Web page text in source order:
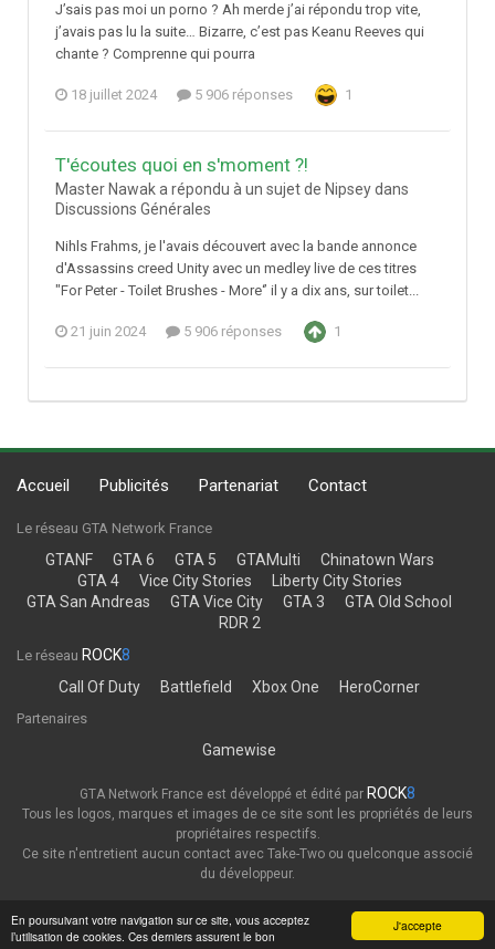
J'accepte
En poursuivant votre navigation sur ce site, vous acceptez
l’utilisation de cookies. Ces derniers assurent le bon
J’sais pas moi un porno ? Ah merde j’ai répondu trop vite,
j’avais pas lu la suite… Bizarre, c’est pas Keanu Reeves qui
chante ? Comprenne qui pourra
18 juillet 2024 5 906 réponses 1
T'écoutes quoi en s'moment ?!
Master Nawak a répondu à un sujet de Nipsey dans
Discussions Générales
Nihls Frahms, je l'avais découvert avec la bande annonce
d'Assassins creed Unity avec un medley live de ces titres
"For Peter - Toilet Brushes - More‘’ il y a dix ans, sur toilet...
21 juin 2024 5 906 réponses 1
Accueil Publicités Partenariat Contact
Le réseau GTA Network France
GTANF GTA 6 GTA 5 GTAMulti
Chinatown Wars
GTA 4
Vice City Stories
Liberty City Stories
GTA San Andreas
GTA Vice City GTA 3
GTA Old School
RDR 2
Le réseau ROCK8
Call Of Duty
Battlefield Xbox One HeroCorner
Partenaires
Gamewise
GTA Network France est développé et édité par ROCK8
Tous les logos, marques et images de ce site sont les propriétés de leurs
propriétaires respectifs.
Ce site n'entretient aucun contact avec Take-Two ou quelconque associé
du développeur.
Thème Politique de confidentialité
GTA Network France